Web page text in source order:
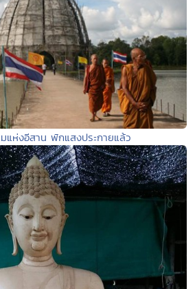
แห่งอีสาน พักแสงประกายแล้ว